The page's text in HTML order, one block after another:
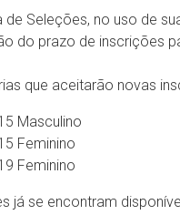
de Seleções, no uso de
do prazo de inscrições
que aceitarão novas
Masculino
Feminino
Feminino
já se encontram